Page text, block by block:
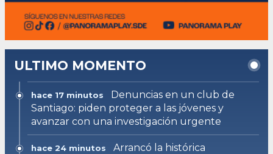
ULTIMO MOMENTO
hace 17 minutos
Denuncias en un club de
Santiago: piden proteger a las jóvenes y
avanzar con una investigación urgente
hace 24 minutos
Arrancó la histórica